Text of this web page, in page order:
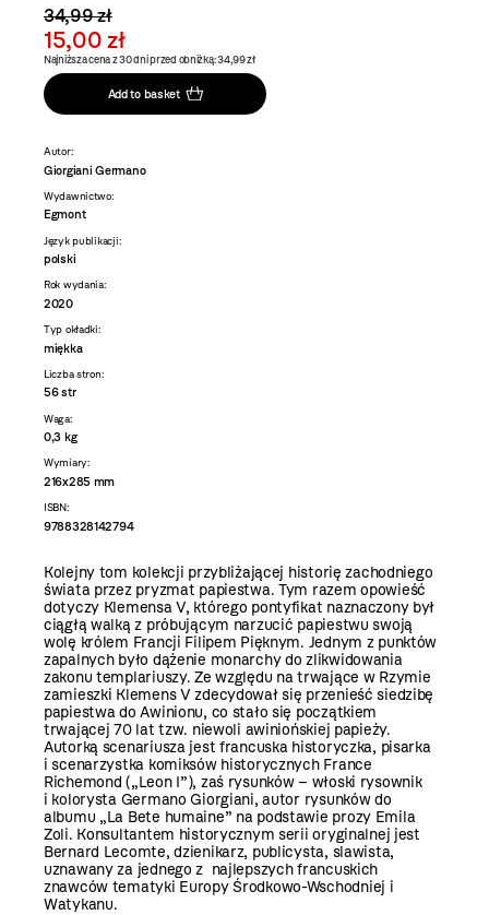
34,99 zł
15,00 zł
Najniższa cena z 30 dni przed obniżką: 34,99 zł
Add to basket
Autor:
Giorgiani Germano
Wydawnictwo:
Egmont
Język publikacji:
polski
Rok wydania:
2020
Typ okładki:
miękka
Liczba stron:
56 str
Waga:
0,3 kg
Wymiary:
216x285 mm
ISBN:
9788328142794
Kolejny tom kolekcji przybliżającej historię zachodniego
świata przez pryzmat papiestwa. Tym razem opowieść
dotyczy Klemensa V, którego pontyfikat naznaczony był
ciągłą walką z próbującym narzucić papiestwu swoją
wolę królem Francji Filipem Pięknym. Jednym z punktów
zapalnych było dążenie monarchy do zlikwidowania
zakonu templariuszy. Ze względu na trwające w Rzymie
zamieszki Klemens V zdecydował się przenieść siedzibę
papiestwa do Awinionu, co stało się początkiem
trwającej 70 lat tzw. niewoli awiniońskiej papieży.
Autorką scenariusza jest francuska historyczka, pisarka
i scenarzystka komiksów historycznych France
Richemond („Leon I”), zaś rysunków – włoski rysownik
i kolorysta Germano Giorgiani, autor rysunków do
albumu „La Bete humaine” na podstawie prozy Emila
Zoli. Konsultantem historycznym serii oryginalnej jest
Bernard Lecomte, dzienikarz, publicysta, slawista,
uznawany za jednego z najlepszych francuskich
znawców tematyki Europy Środkowo-Wschodniej i
Watykanu.